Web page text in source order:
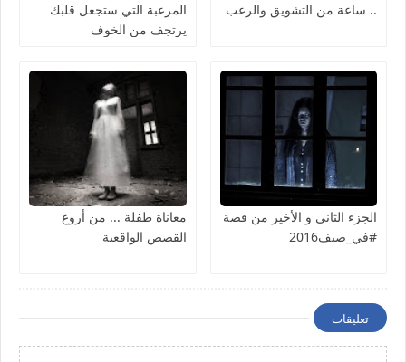
.. ساعة من التشويق والرعب
المرعبة التي ستجعل قلبك
يرتجف من الخوف
الجزء الثاني و الأخير من قصة
#في_صيف2016
معاناة طفلة ... من أروع
القصص الواقعية
تعليقات